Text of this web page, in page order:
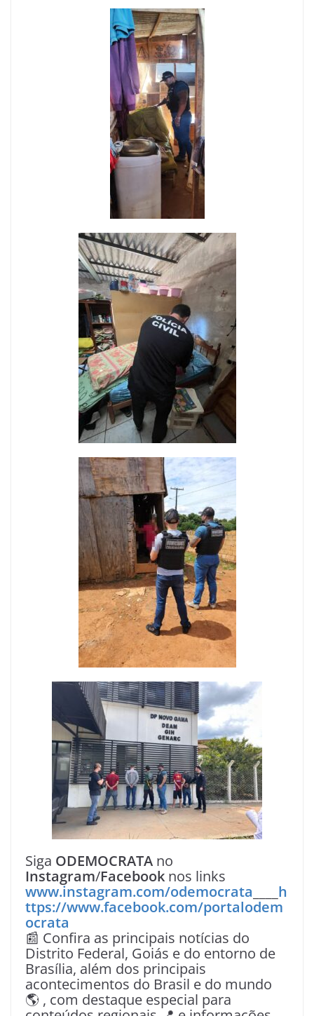
Siga ODEMOCRATA no
Instagram/Facebook nos links
www.instagram.com/odemocrata
h
ttps://www.facebook.com/portalodem
ocrata
📰 Confira as principais notícias do
Distrito Federal, Goiás e do entorno de
Brasília, além dos principais
acontecimentos do Brasil e do mundo
🌎 , com destaque especial para